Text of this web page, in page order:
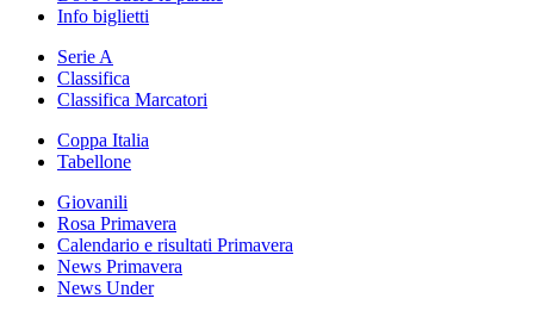
Info biglietti
Serie A
Classifica
Classifica Marcatori
Coppa Italia
Tabellone
Giovanili
Rosa Primavera
Calendario e risultati Primavera
News Primavera
News Under